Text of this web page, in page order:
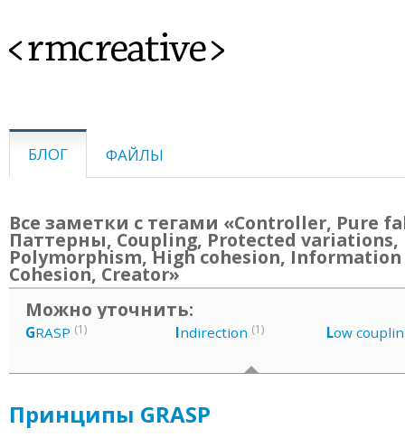
<rmcreative>
БЛОГ ФАЙЛЫ
Все заметки с тегами «Controller, Pure
Паттерны, Coupling, Protected variations,
Polymorphism, High cohesion,
Cohesion, Creator»
Можно уточнить:
GRASP (1) Indirection (1) Low
Принципы GRASP